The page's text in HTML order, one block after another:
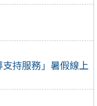
持服務」暑假線上